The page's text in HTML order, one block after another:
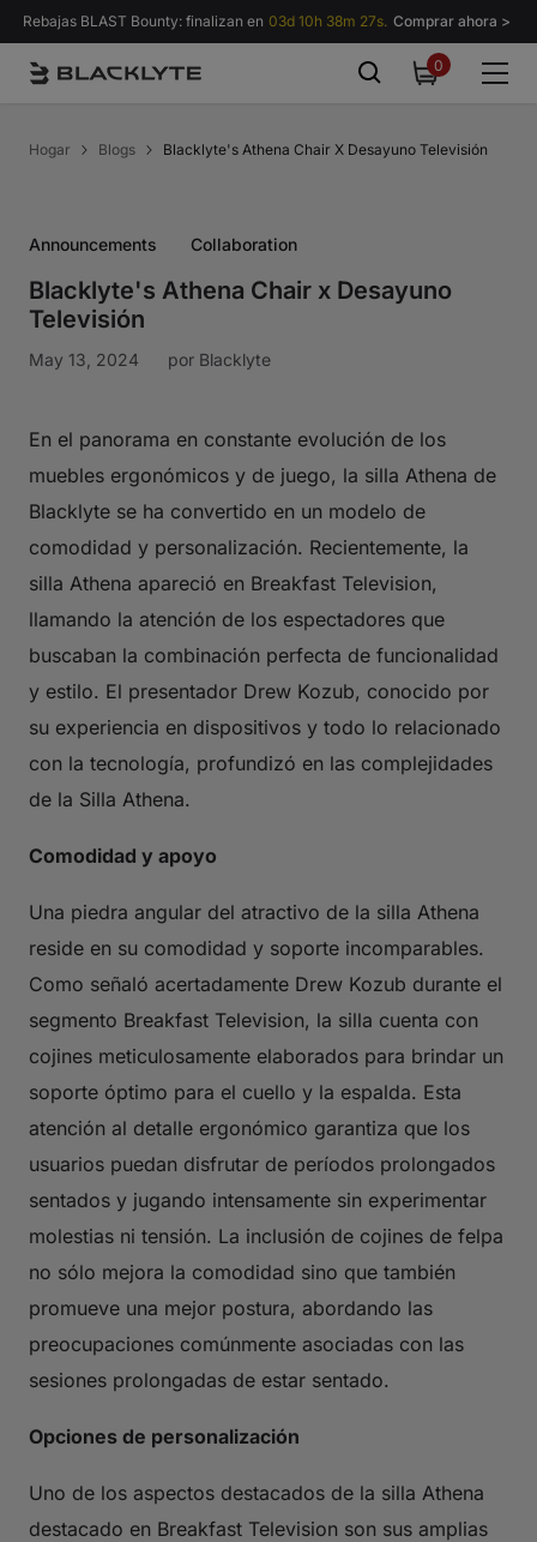
Saltar al contenido
Rebajas BLAST Bounty: finalizan en 03d 10h 38m 27s. Comprar ahora >
00
items
Hogar Blogs Blacklyte's Athena Chair X Desayuno Televisión
Announcements Collaboration
Blacklyte's Athena Chair x Desayuno
Televisión
May 13, 2024 por Blacklyte
En el panorama en constante evolución de los
muebles ergonómicos y de juego, la silla Athena de
Blacklyte se ha convertido en un modelo de
comodidad y personalización. Recientemente, la
silla Athena apareció en Breakfast Television,
llamando la atención de los espectadores que
buscaban la combinación perfecta de funcionalidad
y estilo. El presentador Drew Kozub, conocido por
su experiencia en dispositivos y todo lo relacionado
con la tecnología, profundizó en las complejidades
de la Silla Athena.
Comodidad y apoyo
Una piedra angular del atractivo de la silla Athena
reside en su comodidad y soporte incomparables.
Como señaló acertadamente Drew Kozub durante el
segmento Breakfast Television, la silla cuenta con
cojines meticulosamente elaborados para brindar un
soporte óptimo para el cuello y la espalda. Esta
atención al detalle ergonómico garantiza que los
usuarios puedan disfrutar de períodos prolongados
sentados y jugando intensamente sin experimentar
molestias ni tensión. La inclusión de cojines de felpa
no sólo mejora la comodidad sino que también
promueve una mejor postura, abordando las
preocupaciones comúnmente asociadas con las
sesiones prolongadas de estar sentado.
Opciones de personalización
Uno de los aspectos destacados de la silla Athena
destacado en Breakfast Television son sus amplias